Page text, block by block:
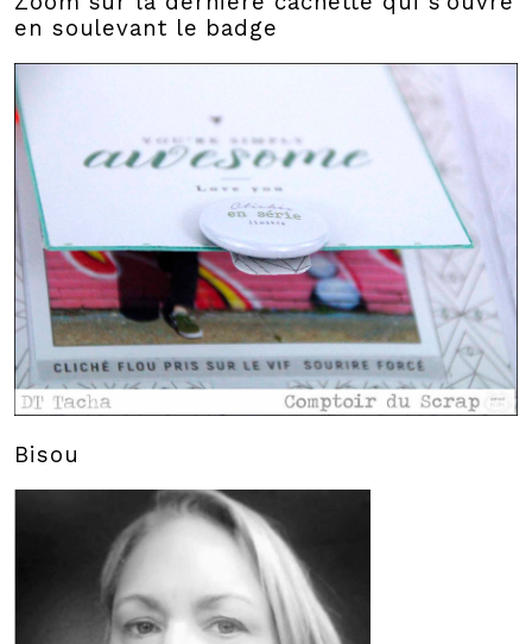
en soulevant le badge
Bisou